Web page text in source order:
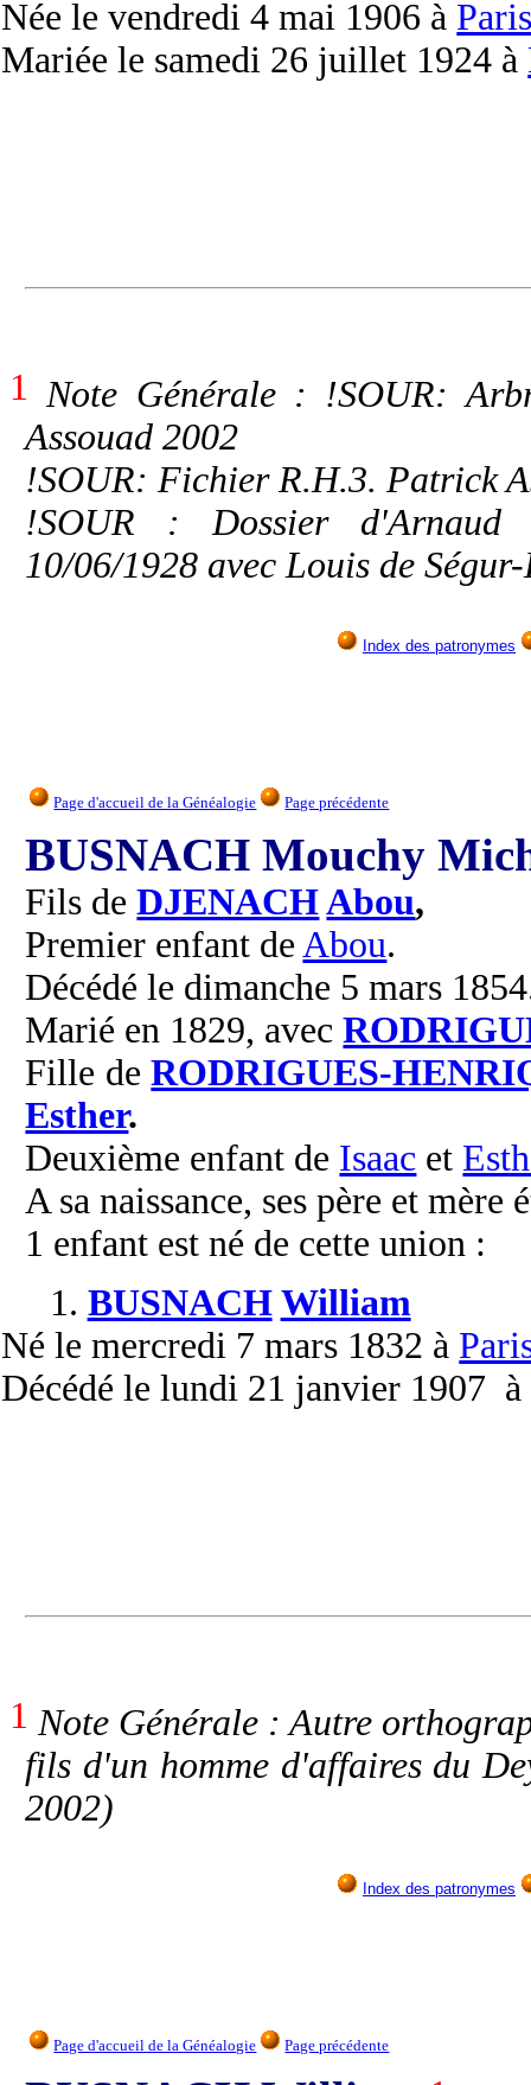
Née le vendredi 4 mai 1906 à
Mariée le samedi 26 juillet 1924 à
1 Note Générale : !SOUR:
Assouad 2002
!SOUR: Fichier R.H.3. Patrick
!SOUR : Dossier d'Arnaud
10/06/1928 avec Louis de
Index des patronymes
Page d'accueil de la Généalogie Page précédente
BUSNACH Mouchy
Fils deDJENACHAbou,
Premier enfant deAbou.
Décédé le dimanche 5 mars
Marié en 1829, avec
Fille deRODRIGUES-
Esther.
Deuxième enfant de Isaac et
A sa naissance, ses père et mère
1 enfant est né de cette union :
1. BUSNACH William
Né le mercredi 7 mars 1832 à
Décédé le lundi 21 janvier 1907 à
1 Note Générale : Autre
fils d'un homme d'affaires du
2002)
Index des patronymes
Page d'accueil de la Généalogie Page précédente